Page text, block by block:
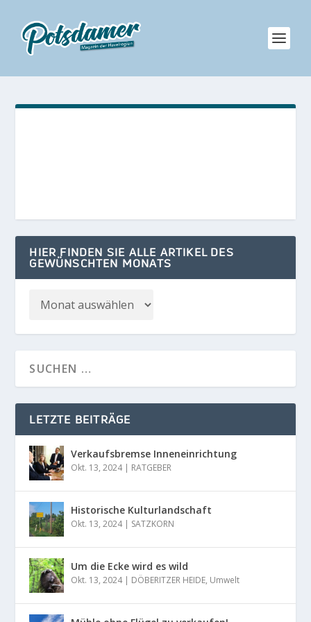
HIER FINDEN SIE ALLE ARTIKEL DES
GEWÜNSCHTEN MONATS
LETZTE BEITRÄGE
Verkaufsbremse Inneneinrichtung
Okt. 13, 2024| RATGEBER
Historische Kulturlandschaft
Okt. 13, 2024| SATZKORN
Um die Ecke wird es wild
Okt. 13, 2024| DÖBERITZER HEIDE, Umwelt